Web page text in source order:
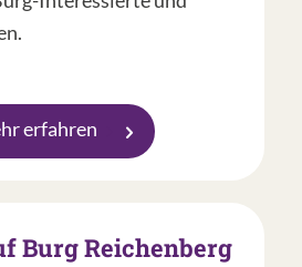
erfahren
Burg Reichenberg